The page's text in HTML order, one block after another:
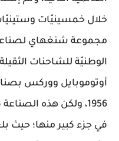
خلال خمسينيّات
مجموعة شنغهاي
الوطنيّة للشاحنات
أوتوموبايل ووركس
1956، ولكن هذه
في جزء كبير منها؛ حيث